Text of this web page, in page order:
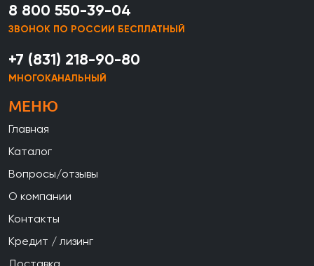
8 800 550-39-04
ЗВОНОК ПО РОССИИ БЕСПЛАТНЫЙ
+7 (831) 218-90-80
МНОГОКАНАЛЬНЫЙ
МЕНЮ
Главная
Каталог
Вопросы/отзывы
О компании
Контакты
Кредит / лизинг